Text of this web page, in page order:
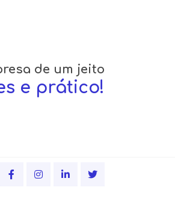
de um jeito
e prático!